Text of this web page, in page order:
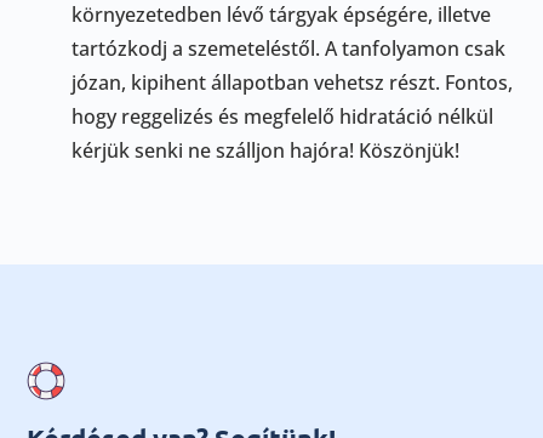
környezetedben lévő tárgyak épségére, illetve
tartózkodj a szemeteléstől. A tanfolyamon csak
józan, kipihent állapotban vehetsz részt. Fontos,
hogyreggelizés és megfelelő hidratáció nélkül
kérjük senki ne szálljon hajóra! Köszönjük!